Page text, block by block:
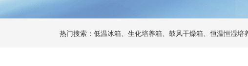
热门搜索：低温冰箱、生化培养箱、鼓风干燥箱、恒温恒湿